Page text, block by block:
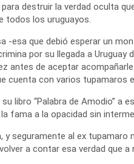
destruir la verdad oculta
todos los uruguayos.
-esa que debió esperar un
por su llegada a Uruguay
antes de aceptar
cuenta con varios tupamaros
libro “Palabra de Amodio” a
fama a la opacidad sin
y seguramente al ex
a contar esa verdad que